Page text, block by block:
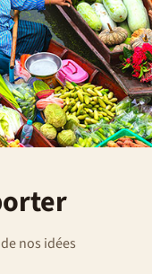
: patience,
nos idées